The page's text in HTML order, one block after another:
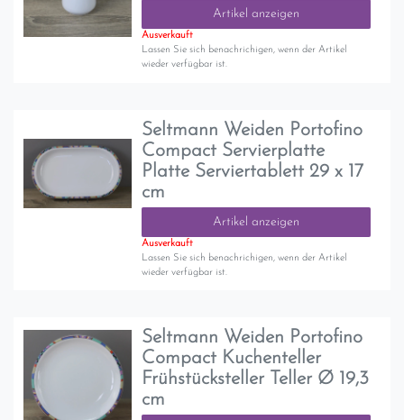
Artikel anzeigen
Ausverkauft
Lassen Sie sich benachrichigen, wenn der Artikel
wieder verfügbar ist.
Seltmann Weiden Portofino
Compact Servierplatte
Platte Serviertablett 29 x 17
cm
Artikel anzeigen
Ausverkauft
Lassen Sie sich benachrichigen, wenn der Artikel
wieder verfügbar ist.
Seltmann Weiden Portofino
Compact Kuchenteller
Frühstücksteller Teller Ø 19,3
cm